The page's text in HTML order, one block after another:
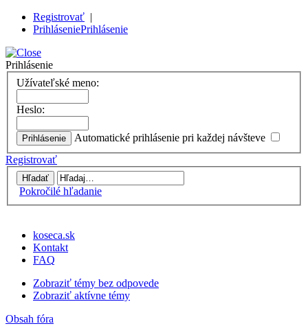
Registrovať |
PrihláseniePrihlásenie
Prihlásenie
Užívateľské meno:
Heslo:
Automatické prihlásenie pri každej návšteve
Registrovať
Pokročilé hľadanie
koseca.sk
Kontakt
FAQ
Zobraziť témy bez odpovede
Zobraziť aktívne témy
Obsah fóra